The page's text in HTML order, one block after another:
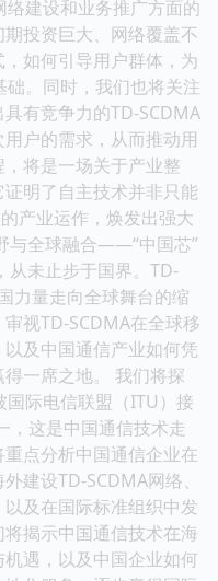
络建设和业务推广方面的
投资巨大、网络覆盖不
如何引导用户群体，为
。同时，我们也将关注
有竞争力的TD-SCDMA
户的需求，从而推动用
将是一场关于产业整
明了自主技术并非只能
产业运作，焕发出强大
与全球融合——“中国芯”
从未止步于国界。TD-
力量走向全球舞台的缩
视TD-SCDMA在全球移
及中国通信产业如何凭
一席之地。 我们将探
国际电信联盟（ITU）接
，这是中国通信技术走
点分析中国通信企业在
建设TD-SCDMA网络、
及在国际标准组织中发
揭示中国通信技术在海
遇，以及中国企业如何